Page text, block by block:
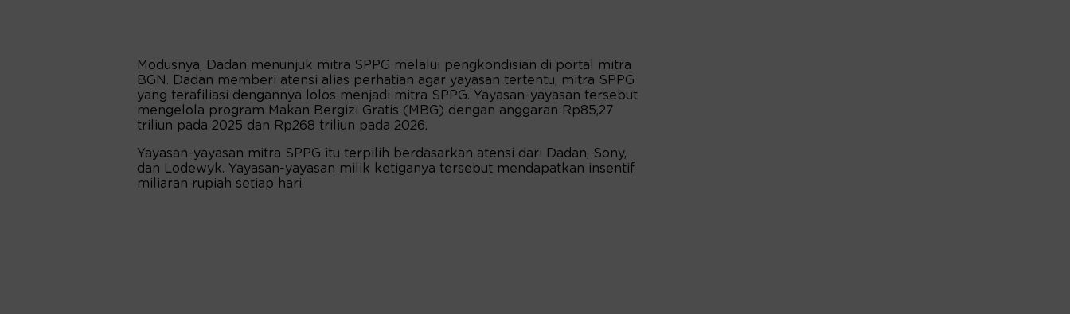
Modusnya, Dadan menunjuk mitra SPPG melalui pengkondisian di portal mitra
BGN. Dadan memberi atensi alias perhatian agar yayasan tertentu, mitra SPPG
yang terafiliasi dengannya lolos menjadi mitra SPPG. Yayasan-yayasan tersebut
mengelola program Makan Bergizi Gratis (MBG) dengan anggaran Rp85,27
triliun pada 2025 dan Rp268 triliun pada 2026.
Yayasan-yayasan mitra SPPG itu terpilih berdasarkan atensi dari Dadan, Sony,
dan Lodewyk. Yayasan-yayasan milik ketiganya tersebut mendapatkan insentif
miliaran rupiah setiap hari.